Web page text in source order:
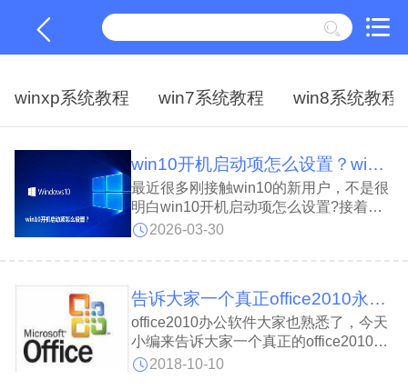
winxp系统教程 win7系统教程 win8系统教程
win10开机启动项怎么设置？win10开机启动项的设置方法
最近很多刚接触win10的新用户，不是很
明白win10开机启动项怎么设置?接着，
小编就为大伙带来了win10开机启动项的
吧。
2026-03-30
告诉大家一个真正office2010永久密钥
office2010办公软件大家也熟悉了，今天
小编来告诉大家一个真正的office2010永
久密钥，并且都是免费获取。一般要激活
2018-10-10